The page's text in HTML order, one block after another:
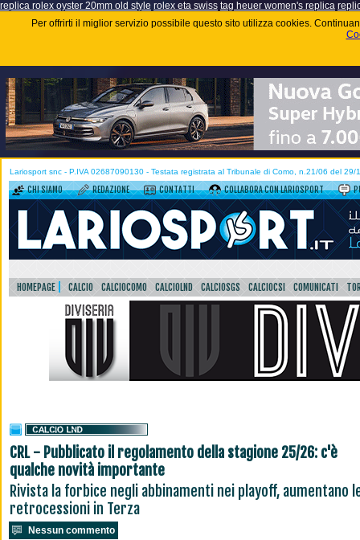
replica rolex oyster 20mm old style rolex eta swiss tag heuer women's replica
Per offrirti il miglior servizio possibile questo sito utilizza cookies.
Lariosport snc - P.IVA 02687090130 - Testata registrata al Tribunale di Como, n.21/06 del 29/
CHI SIAMO REDAZIONE CONTATTI COLLABORA CON LARIOSPORT
HOMEPAGE CALCIO CALCIOCOMO CALCIOLND CALCIOSGS CALCIOCSI COMUNICATI
CRL - Pubblicato il regolamento della stagione 25/26: c'è
qualche novità importante
Rivista la forbice negli abbinamenti nei playoff, aumentano
retrocessioni in Terza
Nessun commento